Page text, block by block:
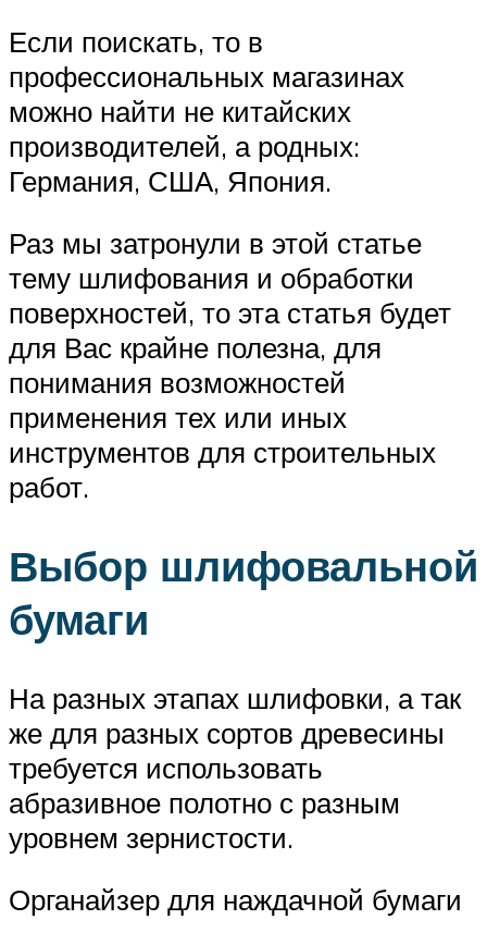
Если поискать, то в
профессиональных магазинах
можно найти не китайских
производителей, а родных:
Германия, США, Япония.
Раз мы затронули в этой статье
тему шлифования и обработки
поверхностей, то эта статья будет
для Вас крайне полезна, для
понимания возможностей
применения тех или иных
инструментов для строительных
работ.
Выбор шлифовальной
бумаги
На разных этапах шлифовки, а так
же для разных сортов древесины
требуется использовать
абразивное полотно с разным
уровнем зернистости.
Органайзер для наждачной бумаги